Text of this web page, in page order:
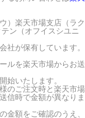
）楽天市場支店（ラク
ン（オフイスシユニ
社が保有しています。
ルを楽天市場からお送
始いたします。
のご注文時と楽天市場
信時で金額が異なりま
金額をご確認のうえ、